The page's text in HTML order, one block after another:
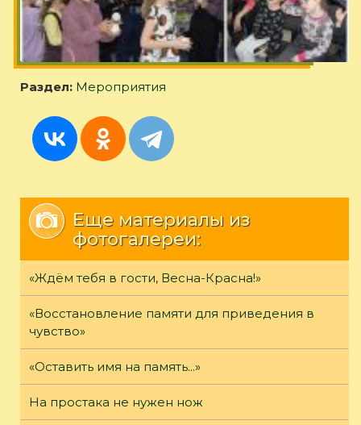
Раздел: Мероприятия
Еще материалы из
фотогалереи:
«Ждём тебя в гости, Весна-Красна!»
«Восстановление памяти для приведения в
чувство»
«Оставить имя на память...»
На простака не нужен нож